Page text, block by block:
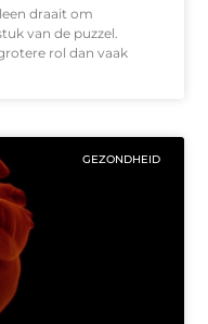
draait om
van de puzzel.
rol dan vaak
GEZONDHEID